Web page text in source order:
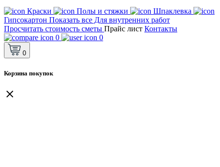
Краски Полы и стяжки
Шпаклевка
Гипсокартон Показать все Для внутренних работ
Просчитать стоимость сметы Прайс лист Контакты
0
0
0
Корзина покупок